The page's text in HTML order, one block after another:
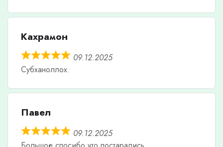
Кахрамон
09.12.2025
Субханоллох.
Павел
09.12.2025